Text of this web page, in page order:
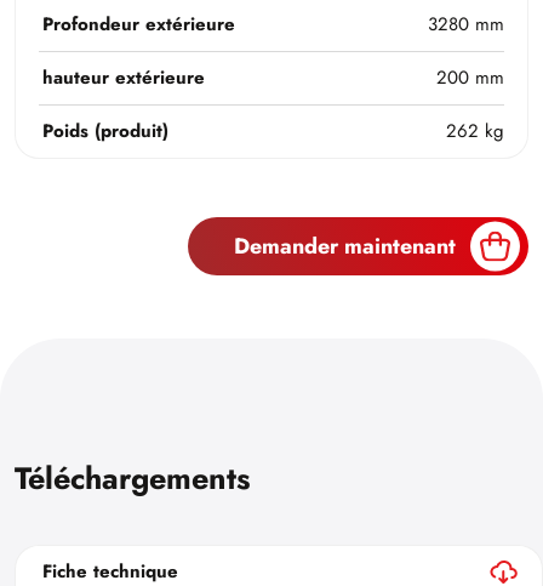
Profondeur extérieure
3280 mm
hauteur extérieure
200 mm
Poids (produit)
262 kg
Demander maintenant
Téléchargements
Fiche technique